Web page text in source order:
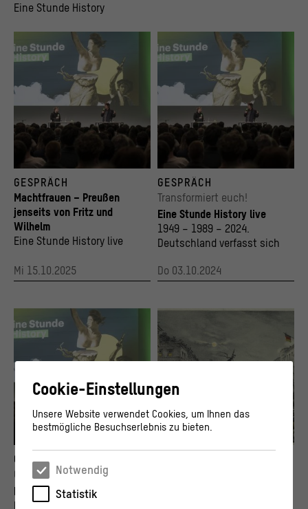
Eine Stunde History
© Stiftung Humboldt Forum im Berliner Schloss/ Foto: Stefanie Loos
GESPRÄCH
Machtfrauen – Preußen
jenseits von Fritz und
Wilhelm
Eine Stunde History live
Mi 15.10.2025
© Stiftung Humboldt Forum im Berliner
GESPRÄCH
Transformiert euch!
Eine Stunde History live
1949 – 1989 – 2024.
Deutschland verfasst sich
Do 03.10.2024
"Auf den Barrikaden – Die Revolution 1848 in Berlin", Eine Stunde History live in
© Stiftung Humboldt Forum im Berliner Schloss/ Foto: Stefanie Loos
GESPRÄCH
Ohne Ende Palast
Eine Stunde History live
Bilder, die lügen – Wie wir
Barrikadenkämpfe in der Breiten Straße in
Cookie-Einstellungen
Unsere Website verwendet Cookies, um Ihnen das
bestmögliche Besuchserlebnis zu bieten.
Notwendig
Statistik